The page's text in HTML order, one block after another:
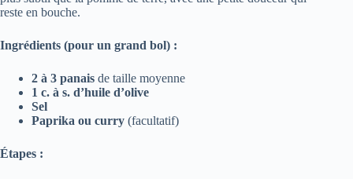
reste en bouche.
Ingrédients (pour un grand bol) :
2 à 3 panais de taille moyenne
1 c. à s. d’huile d’olive
Sel
Paprika ou curry (facultatif)
Étapes :